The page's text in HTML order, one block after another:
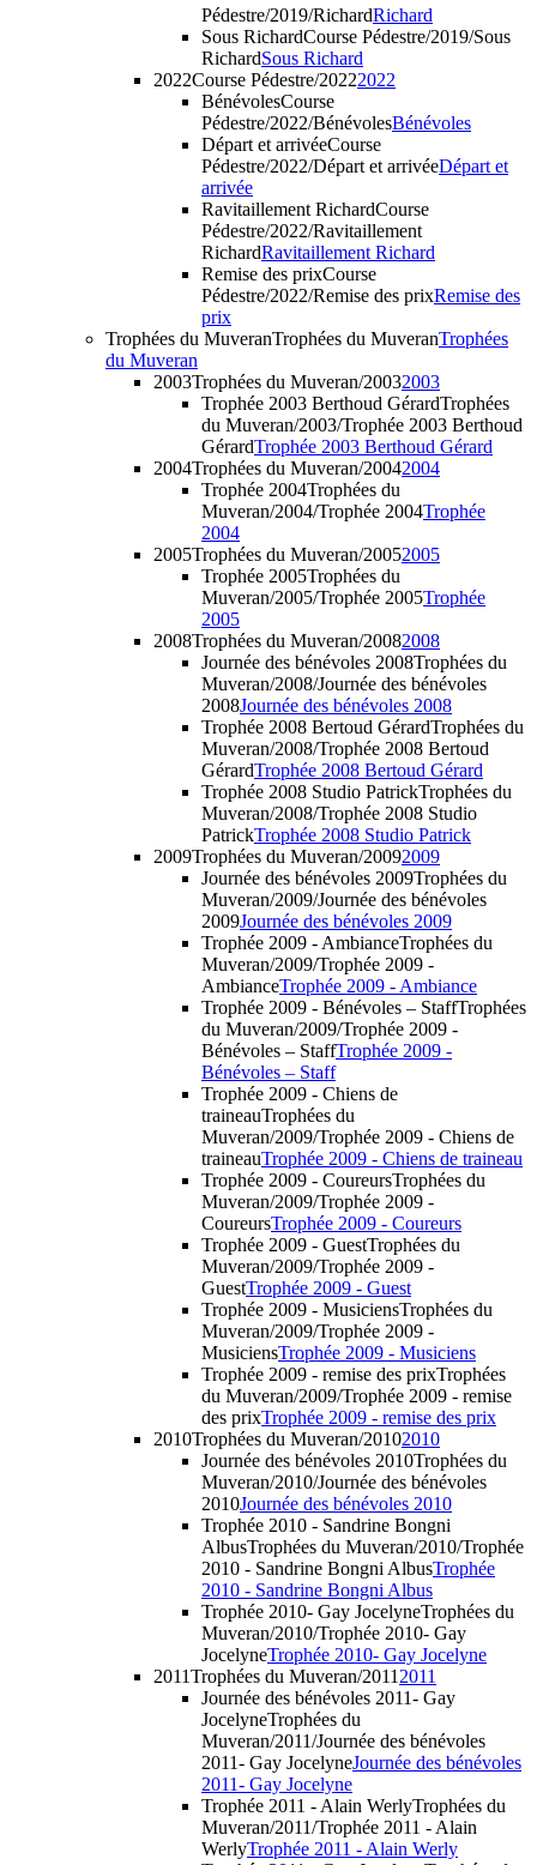
Pédestre/2019/RichardRichard
Sous RichardCourse Pédestre/2019/Sous
RichardSous Richard
2022Course Pédestre/20222022
BénévolesCourse
Pédestre/2022/BénévolesBénévoles
Départ et arrivéeCourse
Pédestre/2022/Départ et arrivéeDépart et
arrivée
Ravitaillement RichardCourse
Pédestre/2022/Ravitaillement
RichardRavitaillement Richard
Remise des prixCourse
Pédestre/2022/Remise des prixRemise des
prix
Trophées du MuveranTrophées du MuveranTrophées
du Muveran
2003Trophées du Muveran/20032003
Trophée 2003 Berthoud GérardTrophées
du Muveran/2003/Trophée 2003 Berthoud
GérardTrophée 2003 Berthoud Gérard
2004Trophées du Muveran/20042004
Trophée 2004Trophées du
Muveran/2004/Trophée 2004Trophée
2004
2005Trophées du Muveran/20052005
Trophée 2005Trophées du
Muveran/2005/Trophée 2005Trophée
2005
2008Trophées du Muveran/20082008
Journée des bénévoles 2008Trophées du
Muveran/2008/Journée des bénévoles
2008Journée des bénévoles 2008
Trophée 2008 Bertoud GérardTrophées du
Muveran/2008/Trophée 2008 Bertoud
GérardTrophée 2008 Bertoud Gérard
Trophée 2008 Studio PatrickTrophées du
Muveran/2008/Trophée 2008 Studio
PatrickTrophée 2008 Studio Patrick
2009Trophées du Muveran/20092009
Journée des bénévoles 2009Trophées du
Muveran/2009/Journée des bénévoles
2009Journée des bénévoles 2009
Trophée 2009 - AmbianceTrophées du
Muveran/2009/Trophée 2009 -
AmbianceTrophée 2009 - Ambiance
Trophée 2009 - Bénévoles – StaffTrophées
du Muveran/2009/Trophée 2009 -
Bénévoles – StaffTrophée 2009 -
Bénévoles – Staff
Trophée 2009 - Chiens de
traineauTrophées du
Muveran/2009/Trophée 2009 - Chiens de
traineauTrophée 2009 - Chiens de traineau
Trophée 2009 - CoureursTrophées du
Muveran/2009/Trophée 2009 -
CoureursTrophée 2009 - Coureurs
Trophée 2009 - GuestTrophées du
Muveran/2009/Trophée 2009 -
GuestTrophée 2009 - Guest
Trophée 2009 - MusiciensTrophées du
Muveran/2009/Trophée 2009 -
MusiciensTrophée 2009 - Musiciens
Trophée 2009 - remise des prixTrophées
du Muveran/2009/Trophée 2009 - remise
des prixTrophée 2009 - remise des prix
2010Trophées du Muveran/20102010
Journée des bénévoles 2010Trophées du
Muveran/2010/Journée des bénévoles
2010Journée des bénévoles 2010
Trophée 2010 - Sandrine Bongni
AlbusTrophées du Muveran/2010/Trophée
2010 - Sandrine Bongni AlbusTrophée
2010 - Sandrine Bongni Albus
Trophée 2010- Gay JocelyneTrophées du
Muveran/2010/Trophée 2010- Gay
JocelyneTrophée 2010- Gay Jocelyne
2011Trophées du Muveran/2011 2011
Journée des bénévoles 2011- Gay
JocelyneTrophées du
Muveran/2011/Journée des bénévoles
2011- Gay JocelyneJournée des bénévoles
2011- Gay Jocelyne
Trophée 2011 - Alain WerlyTrophées du
Muveran/2011/Trophée 2011 - Alain
WerlyTrophée 2011 - Alain Werly